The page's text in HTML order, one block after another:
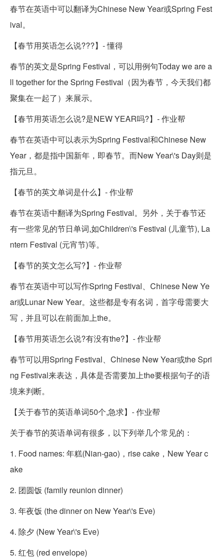
春节在英语中可以翻译为Chinese New Year或Spring Fest
ival。
【春节用英语怎么说???】- 懂得
春节的英文是Spring Festival，可以用例句Today we are a
ll together for the Spring Festival（因为春节，今天我们都
聚集在一起了）来展示。
【春节用英语怎么说?是NEW YEAR吗?】- 作业帮
春节在英语中可以表示为Spring Festival和Chinese New
Year，都是指中国新年，即春节。而New Year\'s Day则是
指元旦。
【春节的英文单词是什么】- 作业帮
春节在英语中翻译为Spring Festival。另外，关于春节还
有一些常见的节日单词,如Children\'s Festival (儿童节), La
ntern Festival (元宵节)等。
【春节的英文怎么写?】- 作业帮
春节在英语中可以写作Spring Festival、Chinese New Ye
ar或Lunar New Year。这些都是专有名词，首字母需要大
写，并且可以在前面加上the。
【春节用英语怎么说?有没有the?】- 作业帮
春节可以用Spring Festival、Chinese New Year或the Spri
ng Festival来表达，具体是否需要加上the要根据句子的语
境来判断。
【关于春节的英语单词50个,急求】- 作业帮
关于春节的英语单词有很多，以下列举几个常见的：
1. Food names: 年糕(Nian-gao)，rise cake，New Year c
ake
2. 团圆饭 (family reunion dinner)
3. 年夜饭 (the dinner on New Year\'s Eve)
4. 除夕 (New Year\'s Eve)
5. 红包 (red envelope)